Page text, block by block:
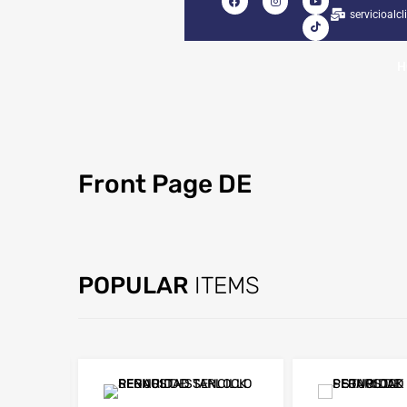
Front Page DE
CUTTING TOOLS
POPULAR ITEMS